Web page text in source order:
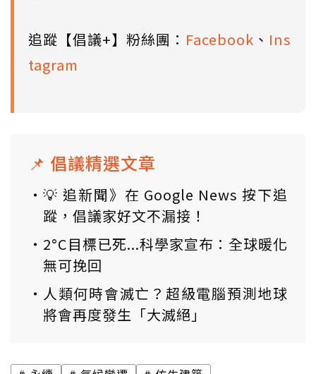
追蹤【倡議+】粉絲團： Facebook 、 Ins
tagram
📌 倡議精選文章
💡 追新聞》在 Google News 按下追
蹤，倡議家好文不漏接！
2°C目標已死...科學家宣布：全球暖化
無可挽回
人類何時會滅亡？超級電腦預測地球
將會再度發生「大滅絕」